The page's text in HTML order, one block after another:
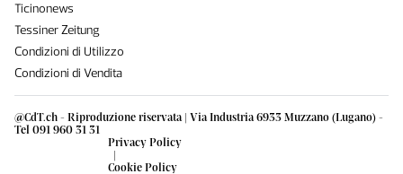
@CdT.ch - Riproduzione riservata | Via Industria 6933 Muzzano (Lugano) -
Tel 091 960 31 31
Privacy Policy
|
Cookie Policy
Ticinonews
Tessiner Zeitung
Condizioni di Utilizzo
Condizioni di Vendita